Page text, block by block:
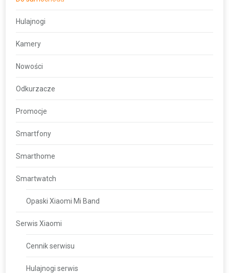
Hulajnogi
Kamery
Nowości
Odkurzacze
Promocje
Smartfony
Smarthome
Smartwatch
Opaski Xiaomi Mi Band
Serwis Xiaomi
Cennik serwisu
Hulajnogi serwis